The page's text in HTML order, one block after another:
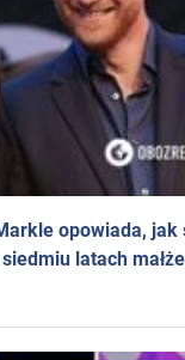
opowiada, jak
latach